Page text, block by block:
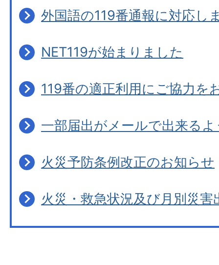
外国語の119番通報に対応し
NET119が始まりました
119番の適正利用にご協力を
一部届出がメールで出来る
火災予防条例改正のお知らせ
火災・救急状況及び月別災害